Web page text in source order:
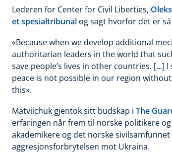
Lederen for Center for Civil Liberties,
et spesialtribunal og sagt hvorfor det er
«Because when we develop additional
authoritarian leaders in the world that
save people’s lives in other countries. […]
peace is not possible in our region
this».
Matviichuk gjentok sitt budskap i The
erfaringen når frem til norske politikere
akademikere og det norske
aggresjonsforbrytelsen mot Ukraina.